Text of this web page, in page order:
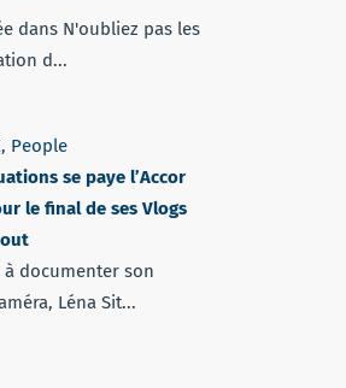
dans N'oubliez pas les
d...
, People
se paye l’Accor
le final de ses Vlogs
à documenter son
Léna Sit...